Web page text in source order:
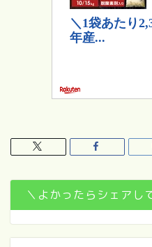
＼よかったらシェアし